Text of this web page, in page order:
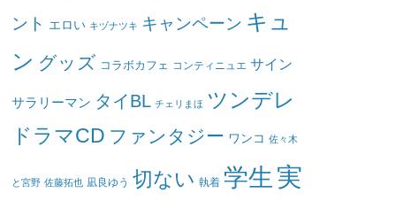
ント エロい キヅナツキ キャンペーン キュ
ン グッズ コラボカフェ コンティニュエ サイン
サラリーマン タイBL チェリまほ ツンデレ
ドラマCD ファンタジー ワンコ 佐々木
と宮野 佐藤拓也 凪良ゆう 切ない 執着 学生 実